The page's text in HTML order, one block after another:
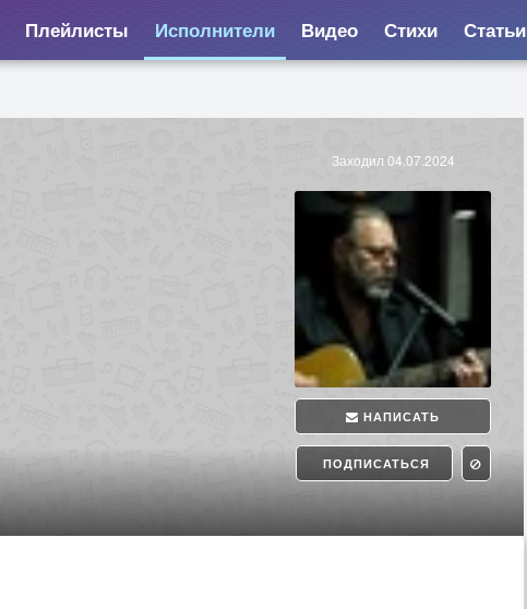
Плейлисты Исполнители Видео Стихи Статьи
Заходил 04.07.2024
НАПИСАТЬ
ПОДПИСАТЬСЯ